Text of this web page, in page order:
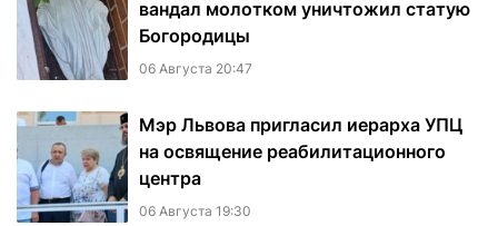
вандал молотком уничтожил статую
Богородицы
06 Августа 20:47
Мэр Львова пригласил иерарха УПЦ
на освящение реабилитационного
центра
06 Августа 19:30